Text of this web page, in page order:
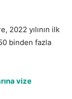
2022 yılının ilk
binden fazla
vize